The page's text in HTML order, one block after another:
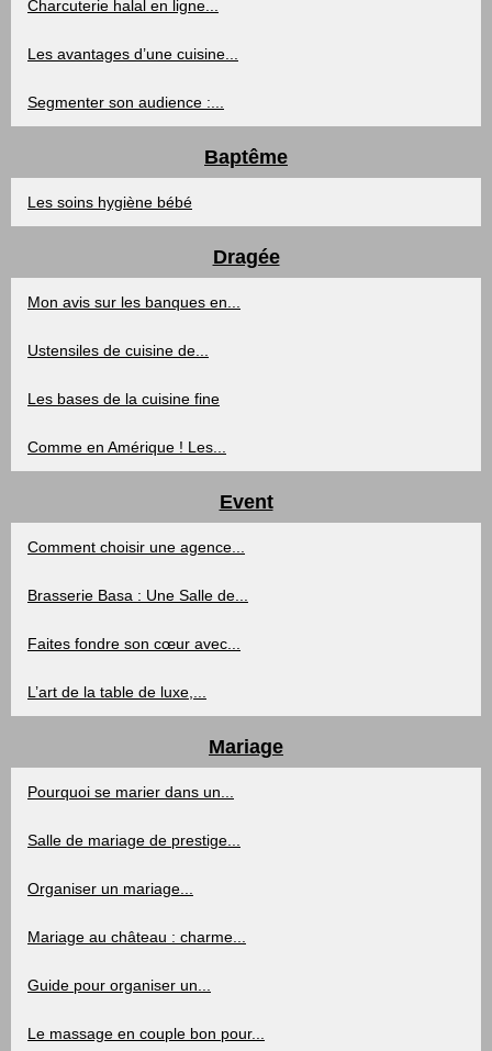
Charcuterie halal en ligne...
Les avantages d’une cuisine...
Segmenter son audience :...
Baptême
Les soins hygiène bébé
Dragée
Mon avis sur les banques en...
Ustensiles de cuisine de...
Les bases de la cuisine fine
Comme en Amérique ! Les...
Event
Comment choisir une agence...
Brasserie Basa : Une Salle de...
Faites fondre son cœur avec...
L’art de la table de luxe,...
Mariage
Pourquoi se marier dans un...
Salle de mariage de prestige...
Organiser un mariage...
Mariage au château : charme...
Guide pour organiser un...
Le massage en couple bon pour...